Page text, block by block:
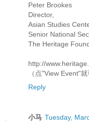
Peter Brookes
Director,
Asian Studies
Senior National
The Heritage
http://
（点"View Event"
Reply
小马 Tuesday,